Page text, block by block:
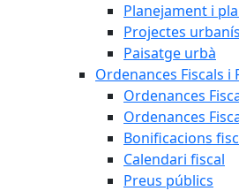
Planejament i
Projectes
Paisatge urbà
Ordenances Fiscals i
Ordenances
Ordenances
Bonificacions
Calendari fiscal
Preus públics